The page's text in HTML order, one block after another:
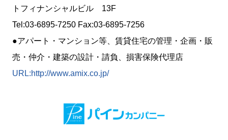
トフィナンシャルビル 13F
Tel:03-6895-7250 Fax:03-6895-7256
●アパート・マンション等、賃貸住宅の管理・企画・販
売・仲介・建築の設計・請負、損害保険代理店
URL:http://www.amix.co.jp/